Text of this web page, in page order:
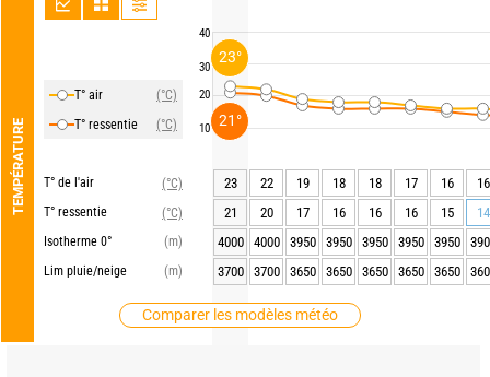
TEMPÉRATURE
T° air
(°C)
T° ressentie
(°C)
T° de l'air
(°C)
T° ressentie
(°C)
Isotherme 0°
(m)
Lim pluie/neige
(m)
Comparer les modèles météo
40
30
20
10
23 22 19 18 18 17 16
16
21
20 17 16 16 16 15
14
4000
4000 3950 3950 3950 3950 3950
3700
3700 3650 3650 3650 3650 3650
23°
21°